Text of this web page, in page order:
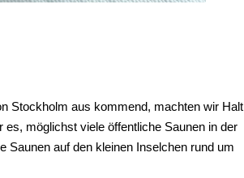
Stockholm aus kommend, machten wir Halt
möglichst viele öffentliche Saunen in der
Saunen auf den kleinen Inselchen rund um